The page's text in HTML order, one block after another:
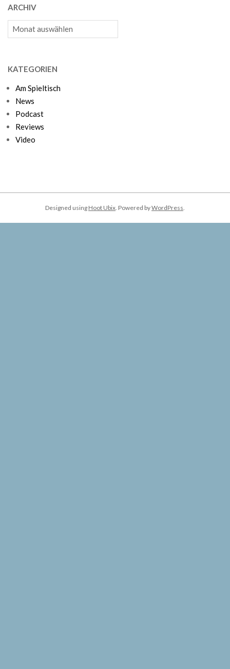
ARCHIV
Archiv
KATEGORIEN
Am Spieltisch
News
Podcast
Reviews
Video
Designed using Hoot Ubix. Powered byWordPress.